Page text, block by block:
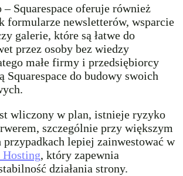
Squarespace oferuje również
formularze newsletterów, wsparcie
galerie, które są łatwe do
przez osoby bez wiedzy
małe firmy i przedsiębiorcy
Squarespace do budowy swoich
wliczony w plan, istnieje ryzyko
szczególnie przy większym
lepiej zainwestować w
Hosting, który zapewnia
działania strony.